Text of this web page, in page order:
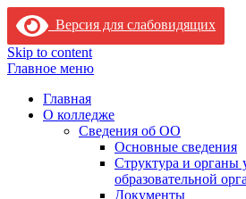
Версия для слабовидящих
Skip to content
Главное меню
Главная
О колледже
Сведения об ОО
Основные сведения
Структура и органы
образовательной
Документы